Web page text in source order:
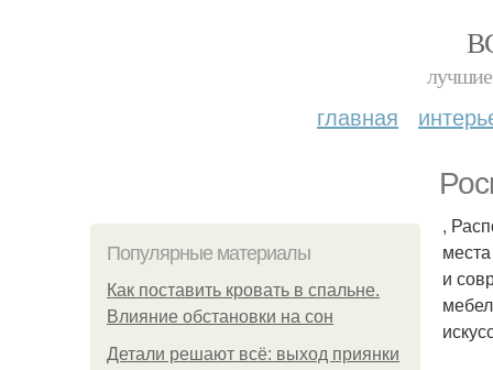
лучшие
главная
Популярные материалы
Как поставить кровать в спальне.
Влияние обстановки на сон
Детали решают всё: выход приянки
,
и